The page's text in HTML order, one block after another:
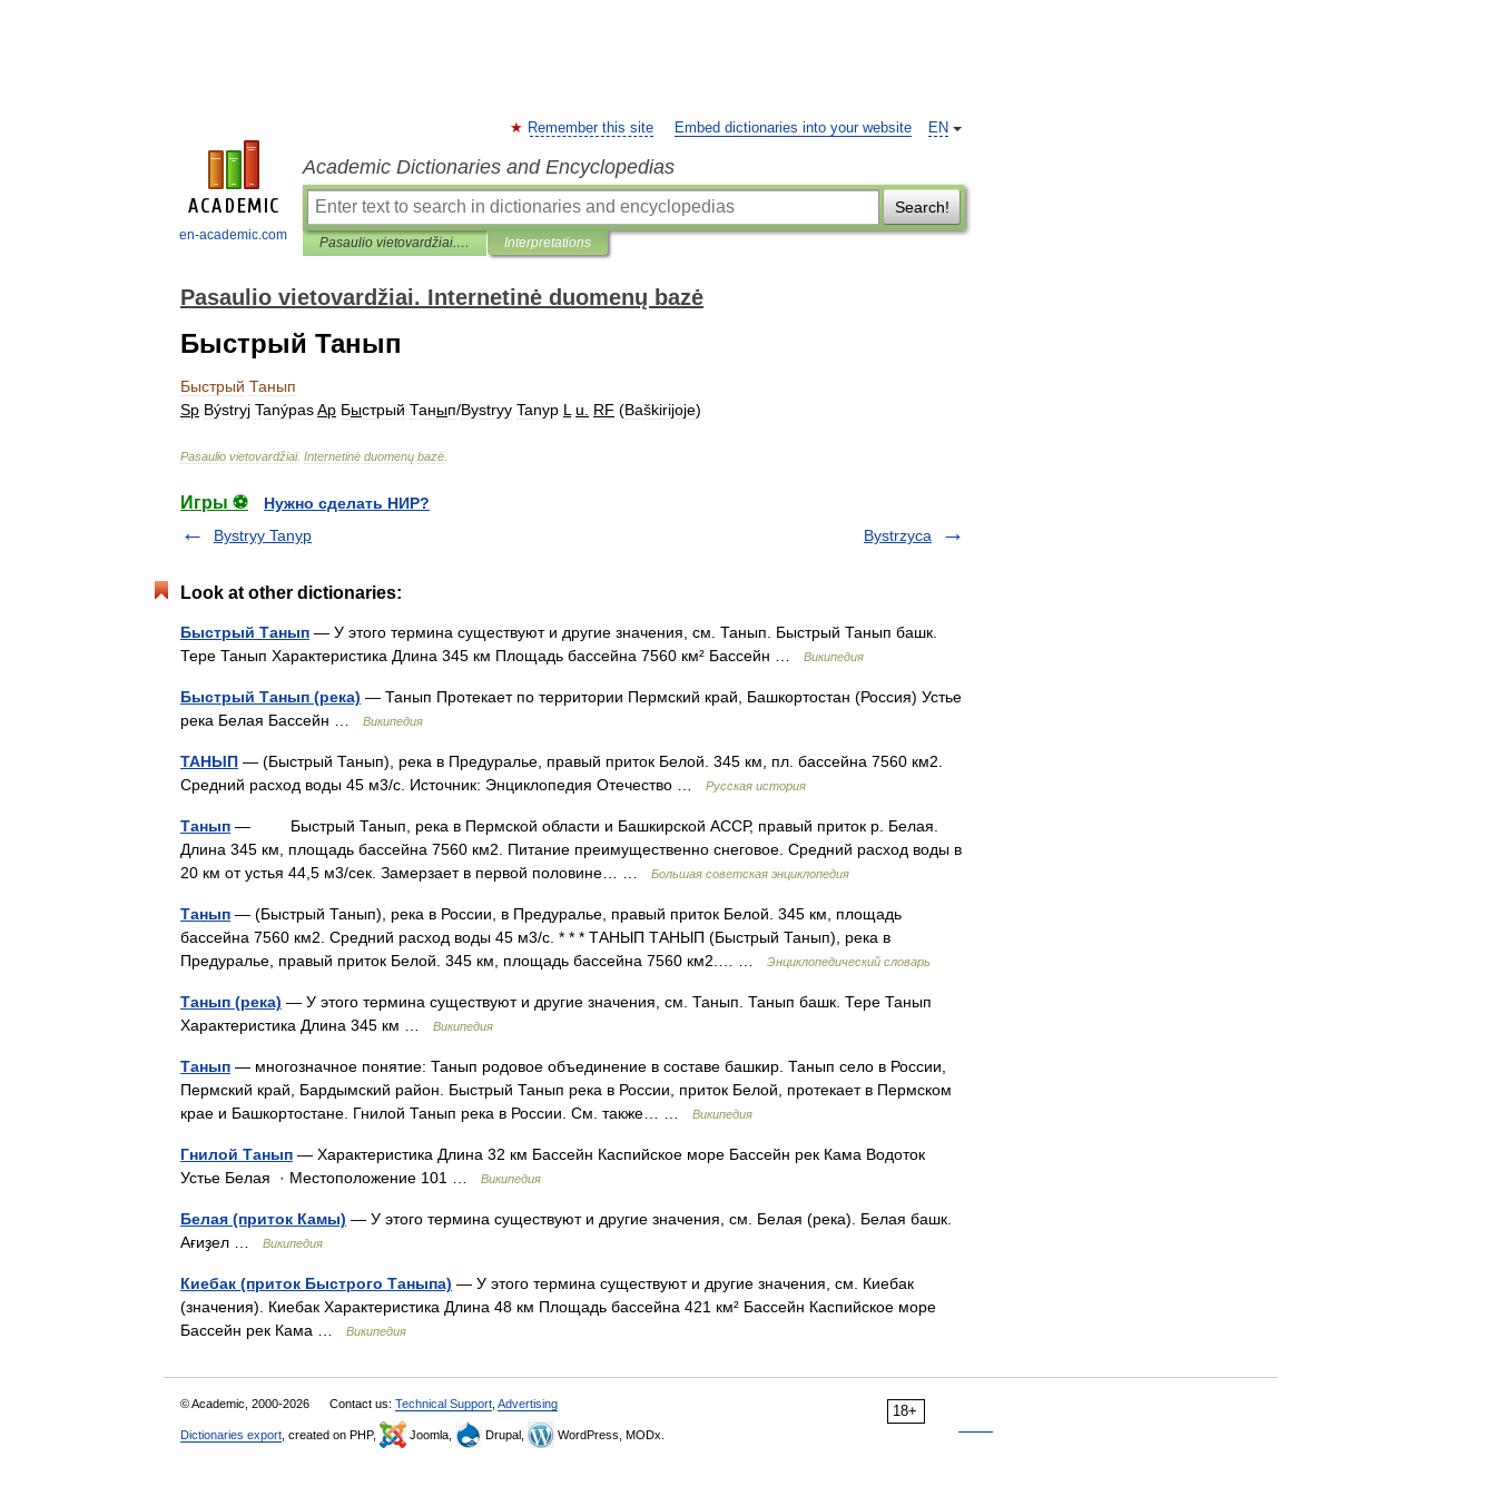
en-academic.com
EN
Remember this site Embed dictionaries into your website
Academic Dictionaries and Encyclopedias
Search!
Pasaulio vietovardžiai. Internetinė duomenų bazė Interpretations
Pasaulio vietovardžiai. Internetinė duomenų bazė
Быстрый Танып
Быстрый Танып
Sp Býstryj TanýpasAp Быстрый Танып/Bystryy Tanyp L u RF (Baškirijoje)
Pasaulio vietovardžiai. Internetinė duomenų bazė
Игры ⚽
Нужно сделать НИР?
Bystryy Tanyp
Bystrzyca
Look at other dictionaries:
Быстрый Танып — У этого термина существуют и другие значения, см. Танып. Быстрый Танып башк.
Тере Танып Характеристика Длина 345 км Площадь бассейна 7560 км² Бассейн …
Википедия
Быстрый Танып (река) — Танып Протекает по территории Пермский край, Башкортостан (Россия) Устье
река Белая Бассейн …
Википедия
ТАНЫП — (Быстрый Танып), река в Предуралье, правый приток Белой. 345 км, пл. бассейна 7560 км2.
Средний расход воды 45 м3/с. Источник: Энциклопедия Отечество …
Русская история
Танып — Быстрый Танып, река в Пермской области и Башкирской АССР, правый приток р. Белая.
Длина 345 км, площадь бассейна 7560 км2. Питание преимущественно снеговое. Средний расход воды в
20 км от устья 44,5 м3/сек. Замерзает в первой половине… …
Большая советская энциклопедия
Танып — (Быстрый Танып), река в России, в Предуралье, правый приток Белой. 345 км, площадь
бассейна 7560 км2. Средний расход воды 45 м3/с. * * * ТАНЫП ТАНЫП (Быстрый Танып), река в
Предуралье, правый приток Белой. 345 км, площадь бассейна 7560 км2.… …
Энциклопедический словарь
Танып (река) — У этого термина существуют и другие значения, см. Танып. Танып башк. Тере Танып
Характеристика Длина 345 км …
Википедия
Танып — многозначное понятие: Танып родовое объединение в составе башкир. Танып село в России,
Пермский край, Бардымский район. Быстрый Танып река в России, приток Белой, протекает в Пермском
крае и Башкортостане. Гнилой Танып река в России. См. также… …
Википедия
Гнилой Танып — Характеристика Длина 32 км Бассейн Каспийское море Бассейн рек Кама Водоток
Устье Белая · Местоположение 101 …
Википедия
Белая (приток Камы) — У этого термина существуют и другие значения, см. Белая (река). Белая башк.
Ағиҙел …
Википедия
Киебак (приток Быстрого Таныпа) — У этого термина существуют и другие значения, см. Киебак
(значения). Киебак Характеристика Длина 48 км Площадь бассейна 421 км² Бассейн Каспийское море
Бассейн рек Кама …
Википедия
18+
© Academic, 2000-2026 Contact us: Technical Support Advertising
Dictionaries export , created on PHP, Joomla, Drupal, WordPress, MODx.